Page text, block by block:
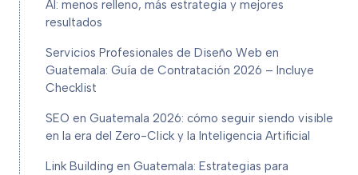
AI: menos relleno, más estrategia y mejores
resultados
Servicios Profesionales de Diseño Web en
Guatemala: Guía de Contratación 2026 – Incluye
Checklist
SEO en Guatemala 2026: cómo seguir siendo visible
en la era del Zero-Click y la Inteligencia Artificial
Link Building en Guatemala: Estrategias para